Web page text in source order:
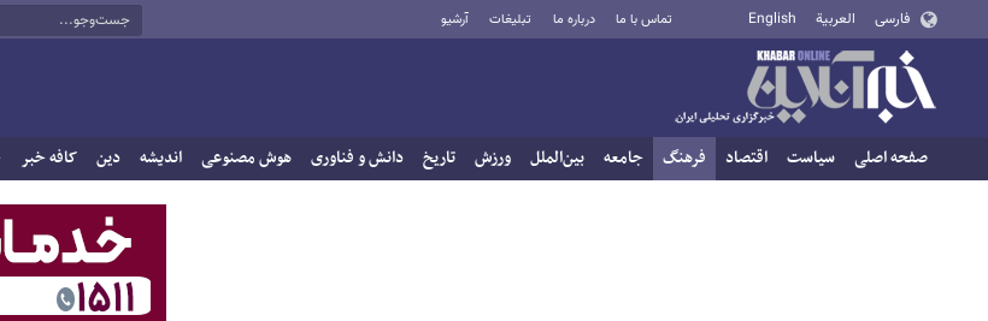
فارسی العربية English تماس با ما درباره ما تبلیغات آرشیو
صفحه اصلی سیاست اقتصاد فرهنگ جامعه بین‌الملل ورزش تاریخ دانش و فناوری هوش مصنوعی اندیشه دین کافه خبر